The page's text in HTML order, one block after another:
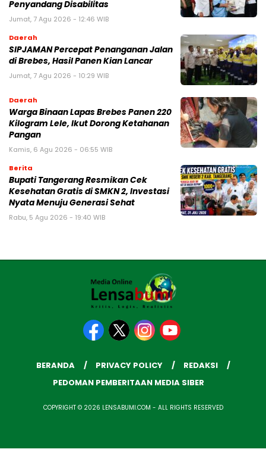
Penyandang Disabilitas
Jumat, 7 Agu 2026 - 12:46 WIB
Daerah
SIPJAMAN Percepat Penanganan Jalan
di Brebes, Hasil Panen Kian Lancar
Jumat, 7 Agu 2026 - 10:29 WIB
Daerah
Warga Binaan Lapas Brebes Panen 220
Kilogram Lele, Ikut Dorong Ketahanan
Pangan
Kamis, 6 Agu 2026 - 06:55 WIB
Berita
‎Bupati Tangerang Resmikan Cek
Kesehatan Gratis di SMKN 2, Investasi
Nyata Menuju Generasi Sehat
Rabu, 5 Agu 2026 - 19:40 WIB
BERANDA PRIVACY POLICY
REDAKSI
PEDOMAN PEMBERITAAN MEDIA SIBER
COPYRIGHT © 2026 LENSABUMI.COM - ALL RIGHTS RESERVED